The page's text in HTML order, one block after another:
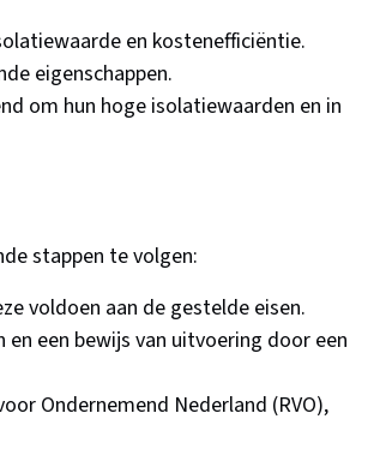
en kostenefficiëntie.
eigenschappen.
om hun hoge isolatiewaarden en in
stappen te volgen:
voldoen aan de gestelde eisen.
een bewijs van uitvoering door een
Ondernemend Nederland (RVO),